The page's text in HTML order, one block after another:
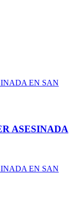
EN SAN
ASESINADA
EN SAN